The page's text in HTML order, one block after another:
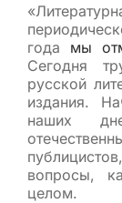
года мы
Сегодня
русской
издания.
наших
вопросы,
целом.